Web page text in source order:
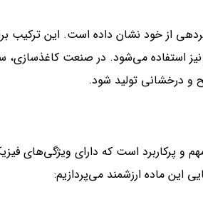
از خود نشان داده است. این ترکیب
نیز استفاده می‌شود. در صنعت کاغذسازی،
و درخشانی تولید شود.
و پرکاربرد است که دارای ویژگی‌های
ماده ارزشمند می‌پردازیم: